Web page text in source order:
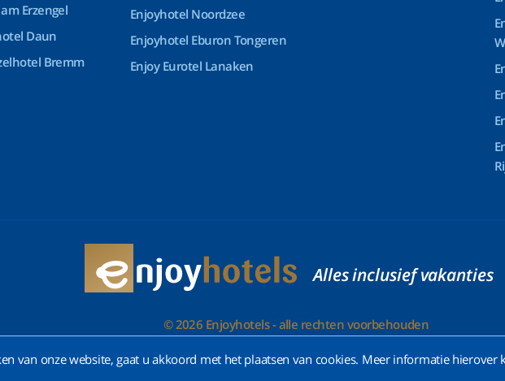
van onze website, gaat u akkoord met het plaatsen van cookies. Meer informatie hierover
Erzengel
Daun
Bremm
Enjoyhotel Noordzee
Enjoyhotel Eburon Tongeren
Enjoy Eurotel Lanaken
Alles inclusief vakanties
© 2026 Enjoyhotels - alle rechten voorbehouden